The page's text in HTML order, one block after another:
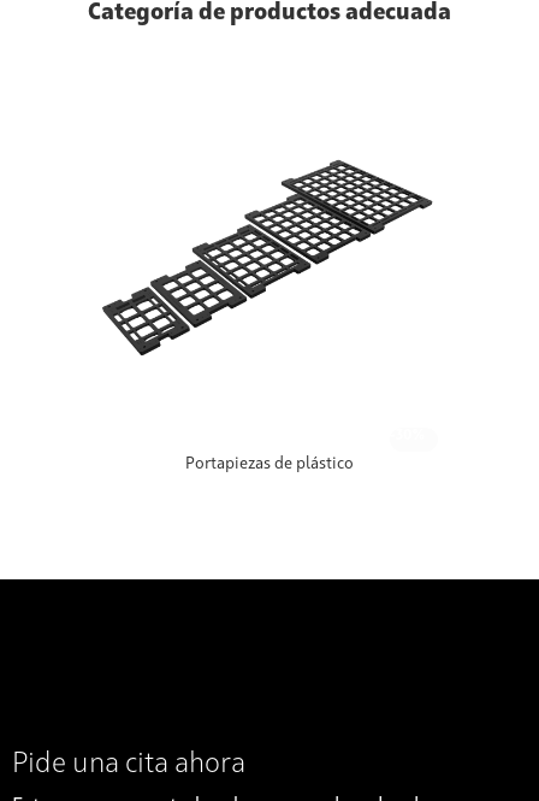
Categoría de productos adecuada
Portapiezas de plástico
Pide una cita ahora